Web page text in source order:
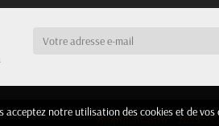
notre utilisation des cookies et de vos
notre utilisation des cookies et de vos
Shopdealsauto - 2025 -